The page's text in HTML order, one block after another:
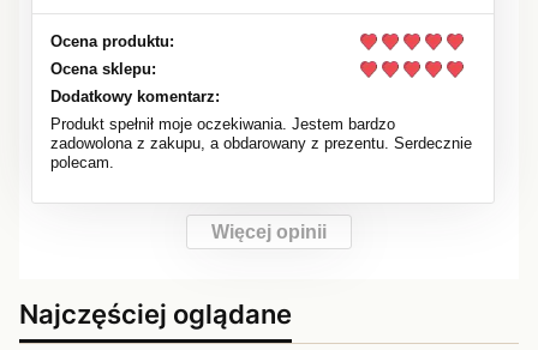
Ocena produktu:
Ocena sklepu:
Dodatkowy komentarz:
Produkt spełnił moje oczekiwania. Jestem bardzo
zadowolona z zakupu, a obdarowany z prezentu. Serdecznie
polecam.
Więcej opinii
Najczęściej oglądane